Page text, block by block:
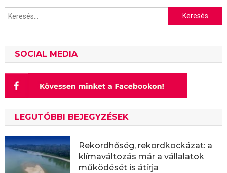
Keresés:
SOCIAL MEDIA
LEGUTÓBBI BEJEGYZÉSEK
Rekordhőség, rekordkockázat: a
klímaváltozás már a vállalatok
működését is átírja